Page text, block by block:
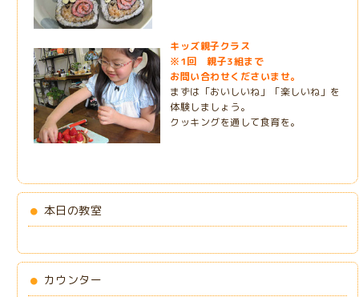
キッズ親子クラス
※1回 親子3組まで
お問い合わせくださいませ。
まずは「おいしいね」「楽しいね」を
体験しましょう。
クッキングを通して食育を。
本日の教室
カウンター